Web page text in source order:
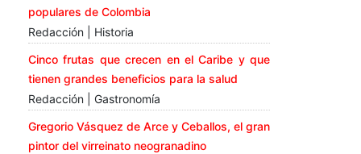
populares de Colombia
Redacción | Historia
Cinco frutas que crecen en el Caribe y que
tienen grandes beneficios para la salud
Redacción | Gastronomía
Gregorio Vásquez de Arce y Ceballos, el gran
pintor del virreinato neogranadino